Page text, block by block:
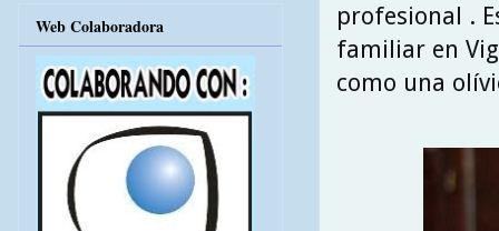
profesional .
familiar en
como una
Web Colaboradora